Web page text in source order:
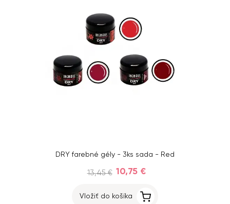
DRY farebné gély - 3ks sada - Red
13,45 € 10,75 €
Vložiť do košíka